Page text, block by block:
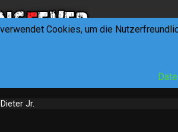
Jr.
Cookies, um die